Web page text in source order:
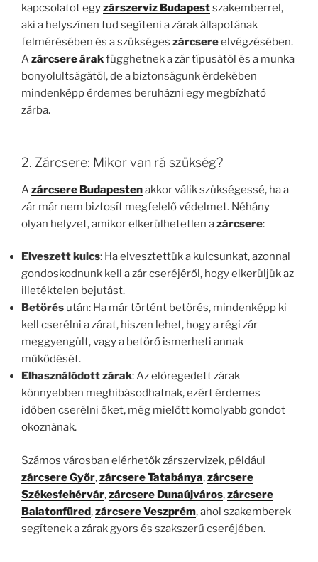
kapcsolatot egyzárszerviz Budapestszakemberrel,
aki a helyszínen tud segíteni a zárak állapotának
felmérésében és a szükséges zárcsereelvégzésében.
Azárcsere árakfügghetnek a zár típusától és a munka
bonyolultságától, de a biztonságunk érdekében
mindenképp érdemes beruházni egy megbízható
zárba.
2. Zárcsere: Mikor van rá szükség?
Azárcsere Budapestenakkor válik szükségessé, ha a
zár már nem biztosít megfelelő védelmet. Néhány
olyan helyzet, amikor elkerülhetetlen azárcsere:
Elveszett kulcs: Ha elvesztettük a kulcsunkat, azonnal
gondoskodnunk kell a zár cseréjéről, hogy elkerüljük az
illetéktelen bejutást.
Betörés után: Ha már történt betörés, mindenképp ki
kell cserélni a zárat, hiszen lehet, hogy a régi zár
meggyengült, vagy a betörő ismerheti annak
működését.
Elhasználódott zárak: Az elöregedett zárak
könnyebben meghibásodhatnak, ezért érdemes
időben cserélni őket, még mielőtt komolyabb gondot
okoznának.
Számos városban elérhetők zárszervizek, például
zárcsere Győr,zárcsere Tatabánya,zárcsere
Székesfehérvár,zárcsere Dunaújváros,zárcsere
Balatonfüred,zárcsere Veszprém, ahol szakemberek
segítenek a zárak gyors és szakszerű cseréjében.